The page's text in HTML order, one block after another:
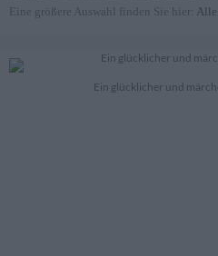
Eine größere Auswahl finden Sie hier:
Ein glücklicher und